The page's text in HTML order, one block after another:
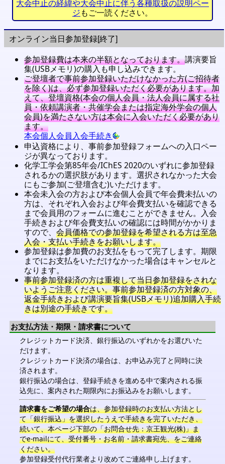
大会中止の経緯や大会中止に伴う各種取扱の説明ペー
ジ もご一読ください。
オンライン当日参加登録[終了]
参加登録費は本来の半額となっております。講演要旨
集(USBメモリ)の購入も申し込みできます。
ご登壇者で事前参加登録いただけなかった方(ご招待者
を除く)は、必ず参加登録いただく必要があります。加
えて、登壇資格(本会の個人会員・法人会員に属する社
員・依頼講演者・共催学会または指定海外学会の個人
会員)を満たさない方は本会に入会いただく必要があり
ます。
本会個人会員入会手続き
申込資格により、事前参加登録フォームへの入口ペー
ジが異なっております。
化学工学会第85年会/IChES 2020のいずれに参加登録
されるかの選択肢があります。選択されなかった大会
にもご参加(ご登壇含む)いただけます。
本会未入会の方および本会個人会員で年会費未払いの
方は、それぞれ入会および年会費支払いを確認できる
まで会員用のフォームに進むことができません。入会
手続きおよび年会費支払いの確認には時間がかかりま
すので、 会員価格での参加登録を希望される方は至急
入会・支払い手続きをお願いします。
参加登録は参加費のお支払をもって完了します。期限
までにお支払をいただけなかった場合はキャンセルと
なります。
事前参加登録済の方は重複して当日参加登録をされな
いようご注意ください。事前参加登録済の方対象の、
返金手続きおよび講演要旨集(USBメモリ)追加購入手続
きは別途の手続きです。
お支払方法・期限・請求書について
クレジットカード決済、銀行振込のいずれかをお選びいた
だけます。
クレジットカード決済の場合は、お申込み完了と同時に決
済されます。
銀行振込の場合は、登録手続きを進める中で案内される振
込先に、案内された期限内にお振込みをお願いします。
請求書をご希望の場合は、参加登録時のお支払い方法とし
て「銀行振込」を選択したうえで手続きを完了いただき、
続いて、本ページ下部の「お問合せ先：京王観光(株)」ま
でe-mailにて、受付番号・お名前・請求書宛先、をご連絡
ください。
参加登録受付代行業者より改めてご連絡申し上げます。